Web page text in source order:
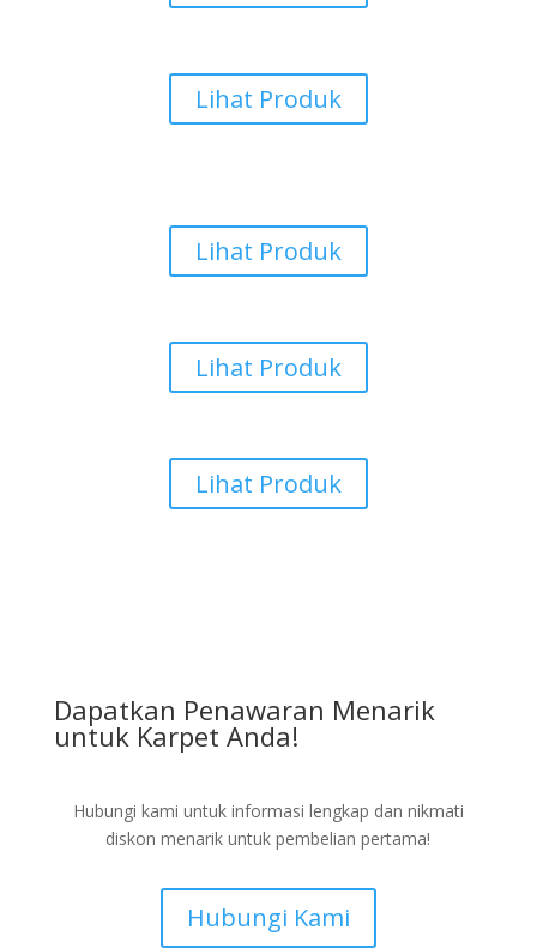
Lihat Produk
Lihat Produk
Lihat Produk
Lihat Produk
Dapatkan Penawaran Menarik
untuk Karpet Anda!
Hubungi kami untuk informasi lengkap dan nikmati
diskon menarik untuk pembelian pertama!
Hubungi Kami